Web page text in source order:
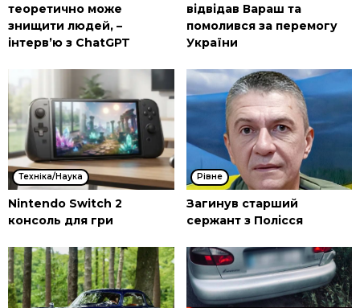
теоретично може
знищити людей, –
інтерв’ю з ChatGPT
відвідав Вараш та
помолився за перемогу
України
Техніка/Наука
Nintendo Switch 2
консоль для гри
Рівне
Загинув старший
сержант з Полісся